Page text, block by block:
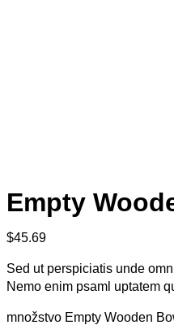
Empty
$45.69
Sed ut perspiciatis unde
Nemo enim psaml uptatem
množstvo Empty Wooden